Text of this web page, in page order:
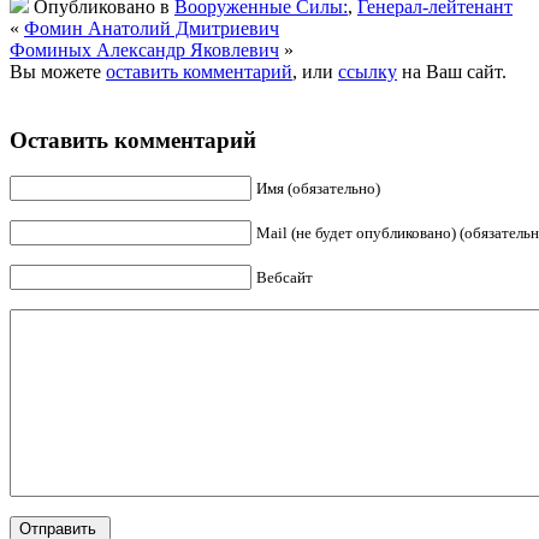
Опубликовано в Вооруженные Силы:, Генерал-лейтенант
« Фомин Анатолий Дмитриевич
Фоминых Александр Яковлевич »
Вы можете оставить комментарий, или ссылку на Ваш сайт.
Оставить комментарий
Имя (обязательно)
Mail (не будет опубликовано)
Вебсайт